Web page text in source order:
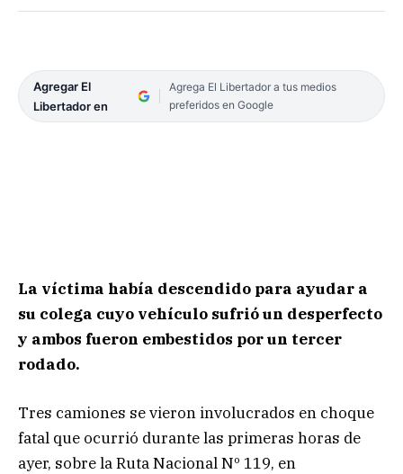
Agregar El
Libertador en
Agrega El Libertador a tus medios
preferidos en Google
La víctima había descendido para ayudar a
su colega cuyo vehículo sufrió un desperfecto
y ambos fueron embestidos por un tercer
rodado.
Tres camiones se vieron involucrados en choque
fatal que ocurrió durante las primeras horas de
ayer, sobre la Ruta Nacional Nº 119, en